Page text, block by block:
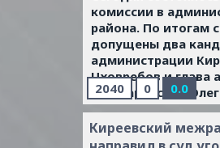
комиссии в
района. По итогам
допущены два
администрации
Цховребов и
Богучаровское
2040 0 0.0
Киреевский